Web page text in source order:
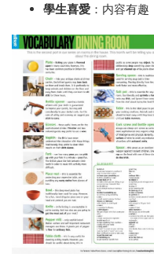
學生喜愛 ：内容有